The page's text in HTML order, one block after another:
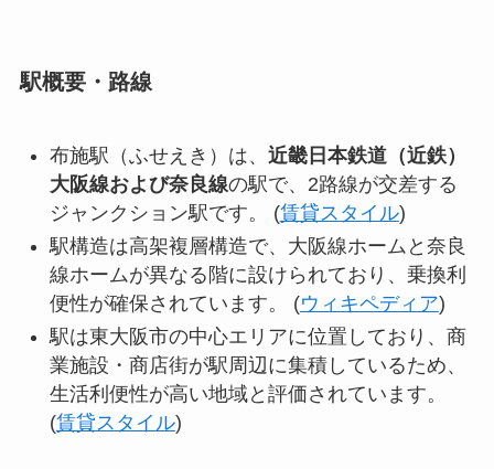
駅概要・路線
布施駅（ふせえき）は、 近畿日本鉄道（近鉄）
大阪線および奈良線の駅で、2路線が交差する
ジャンクション駅です。 (賃貸スタイル)
駅構造は高架複層構造で、大阪線ホームと奈良
線ホームが異なる階に設けられており、乗換利
便性が確保されています。 (ウィキペディア)
駅は東大阪市の中心エリアに位置しており、商
業施設・商店街が駅周辺に集積しているため、
生活利便性が高い地域と評価されています。
(賃貸スタイル)